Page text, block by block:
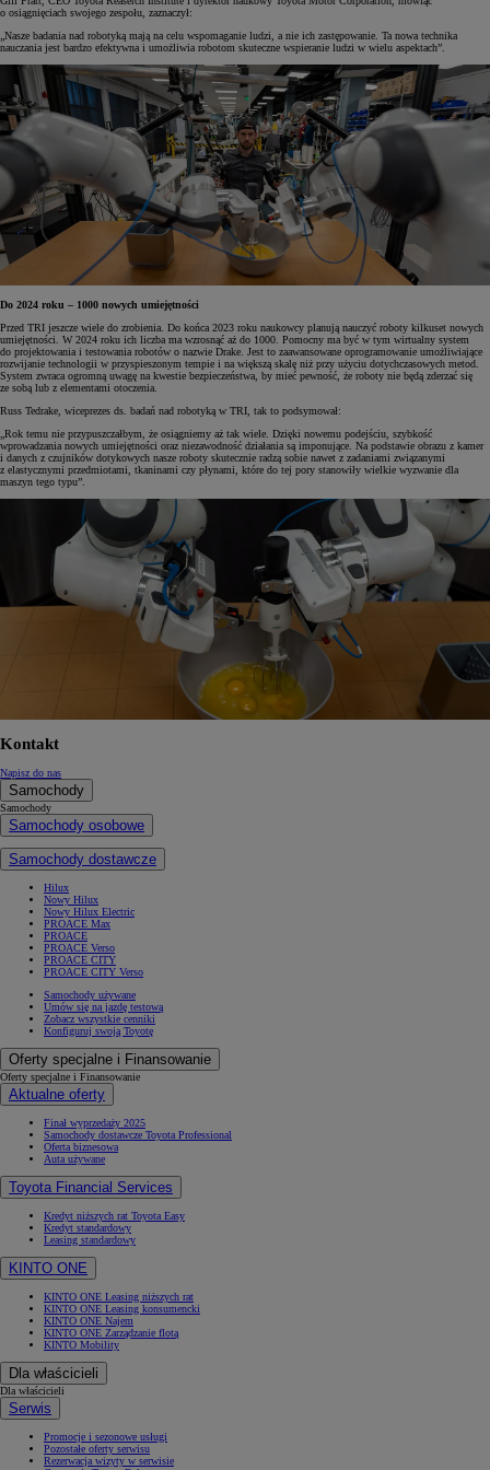
o osiągnięciach swojego zespołu, zaznaczył:
„Nasze badania nad robotyką mają na celu wspomaganie ludzi, a nie ich zastępowanie. Ta nowa technika
nauczania jest bardzo efektywna i umożliwia robotom skuteczne wspieranie ludzi w wielu aspektach”.
Do 2024 roku – 1000 nowych umiejętności
Przed TRI jeszcze wiele do zrobienia. Do końca 2023 roku naukowcy planują nauczyć roboty kilkuset nowych
umiejętności. W 2024 roku ich liczba ma wzrosnąć aż do 1000. Pomocny ma być w tym wirtualny system
do projektowania i testowania robotów o nazwie Drake. Jest to zaawansowane oprogramowanie umożliwiające
rozwijanie technologii w przyspieszonym tempie i na większą skalę niż przy użyciu dotychczasowych metod.
System zwraca ogromną uwagę na kwestie bezpieczeństwa, by mieć pewność, że roboty nie będą zderzać się
ze sobą lub z elementami otoczenia.
Russ Tedrake, wiceprezes ds. badań nad robotyką w TRI, tak to podsymował:
„Rok temu nie przypuszczałbym, że osiągniemy aż tak wiele. Dzięki nowemu podejściu, szybkość
wprowadzania nowych umiejętności oraz niezawodność działania są imponujące. Na podstawie obrazu z kamer
i danych z czujników dotykowych nasze roboty skutecznie radzą sobie nawet z zadaniami związanymi
z elastycznymi przedmiotami, tkaninami czy płynami, które do tej pory stanowiły wielkie wyzwanie dla
maszyn tego typu”.
Kontakt
Napisz do nas
Samochody
Samochody
Samochody osobowe
Samochody dostawcze
Hilux
Nowy Hilux
Nowy Hilux Electric
PROACE Max
PROACE
PROACE Verso
PROACE CITY
PROACE CITY Verso
Samochody używane
Umów się na jazdę testową
Zobacz wszystkie cenniki
Konfiguruj swoją Toyotę
Oferty specjalne i Finansowanie
Oferty specjalne i Finansowanie
Aktualne oferty
Finał wyprzedaży 2025
Samochody dostawcze Toyota Professional
Oferta biznesowa
Auta używane
Toyota Financial Services
Kredyt niższych rat Toyota Easy
Kredyt standardowy
Leasing standardowy
KINTO ONE
KINTO ONE Leasing niższych rat
KINTO ONE Leasing konsumencki
KINTO ONE Najem
KINTO ONE Zarządzanie flotą
KINTO Mobility
Dla właścicieli
Dla właścicieli
Serwis
Promocje i sezonowe usługi
Pozostałe oferty serwisu
Rezerwacja wizyty w serwisie